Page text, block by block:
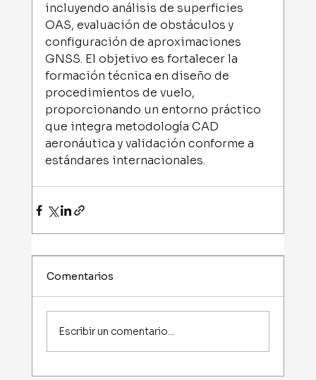
incluyendo análisis de superficies
OAS, evaluación de obstáculos y
configuración de aproximaciones
GNSS. El objetivo es fortalecer la
formación técnica en diseño de
procedimientos de vuelo,
proporcionando un entorno práctico
que integra metodología CAD
aeronáutica y validación conforme a
estándares internacionales.
Comentarios
Escribir un comentario...